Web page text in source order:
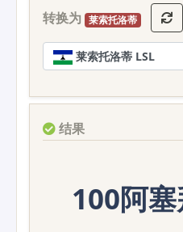
转换为 莱索托洛蒂
莱索托洛蒂 LSL
结果
100阿